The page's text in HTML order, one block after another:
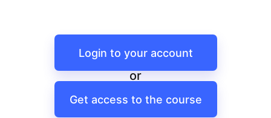
Login to your account
or
Get access to the course